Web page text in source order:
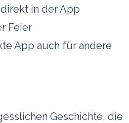
in der App
Feier
App auch für andere
Geschichte, die